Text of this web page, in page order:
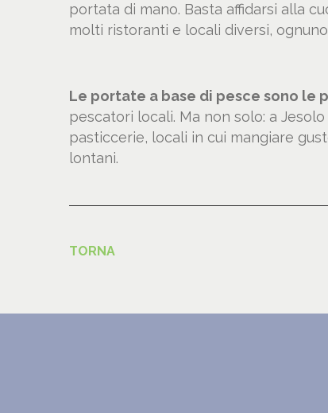
portata di mano. Basta affidarsi alla
molti ristoranti e locali diversi,
Le portate a base di pesce sono
pescatori locali. Ma non solo: a
pasticcerie, locali in cui mangiare
lontani.
TORNA